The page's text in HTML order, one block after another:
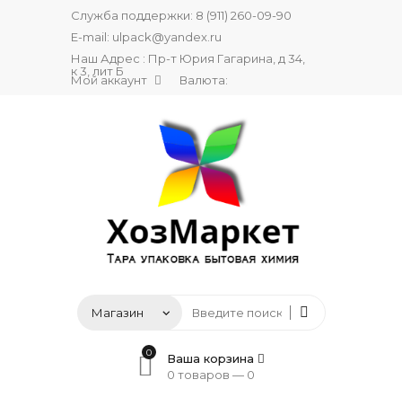
Служба поддержки: 8 (911) 260-09-90
E-mail: ulpack@yandex.ru
Наш Адрес : Пр-т Юрия Гагарина, д 34,
к 3, лит Б
Мой аккаунт Валюта:
0
Ваша корзина
0 товаров — 0